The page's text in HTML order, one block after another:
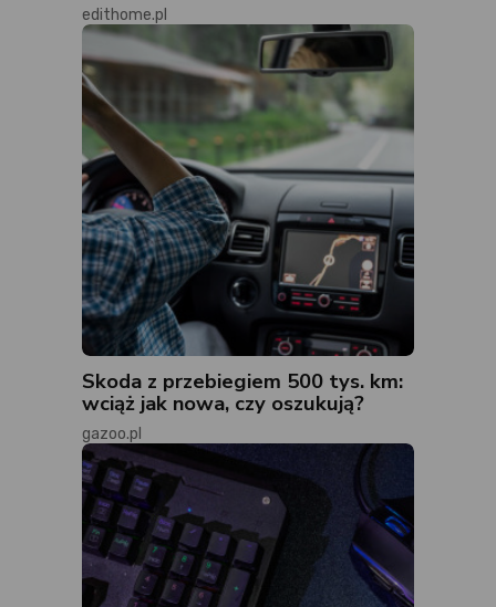
edithome.pl
Skoda z przebiegiem 500 tys. km:
wciąż jak nowa, czy oszukują?
gazoo.pl